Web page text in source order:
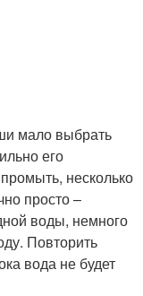
мало выбрать
его
несколько
просто –
воды, немного
Повторить
вода не будет